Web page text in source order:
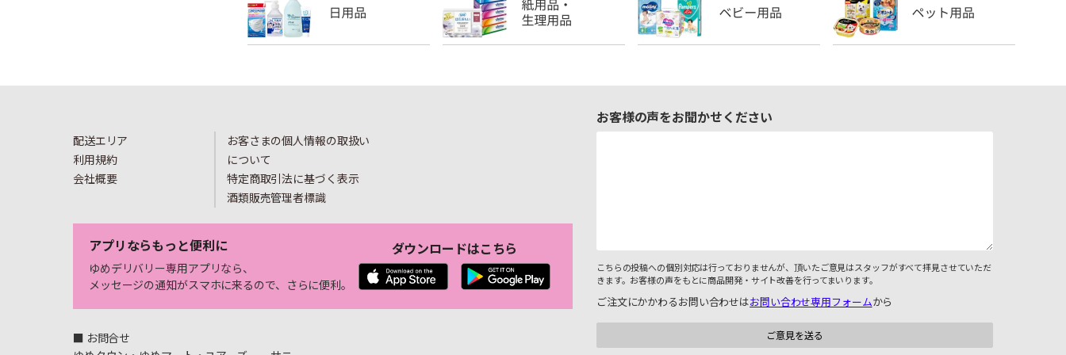
配送エリア
利用規約
会社概要
お客さまの個人情報の取扱い
について
特定商取引法に基づく表示
酒類販売管理者標識
アプリならもっと便利に
ゆめデリバリー専用アプリなら、
メッセージの通知がスマホに来るので、さらに便利。
ダウンロードはこちら
■ お問合せ
お客様の声をお聞かせください
こちらの投稿への個別対応は行っておりませんが、頂いたご意見はスタッフがすべて拝見させていただ
きます。お客様の声をもとに商品開発・サイト改善を行ってまいります。
ご注文にかかわるお問い合わせはお問い合わせ専用フォームから